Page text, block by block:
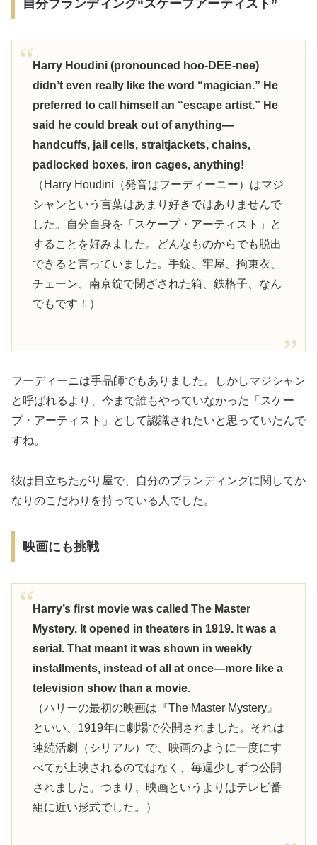
自分ブランディング“スケープアーティスト”
Harry Houdini (pronounced hoo-DEE-nee)
didn’t even really like the word “magician.” He
preferred to call himself an “escape artist.” He
said he could break out of anything—
handcuffs, jail cells, straitjackets, chains,
padlocked boxes, iron cages, anything!
（Harry Houdini（発音はフーディーニー）はマジ
シャンという言葉はあまり好きではありませんで
した。自分自身を「スケープ・アーティスト」と
することを好みました。どんなものからでも脱出
できると言っていました。手錠、牢屋、拘束衣、
チェーン、南京錠で閉ざされた箱、鉄格子、なん
でもです！）
フーディーニは手品師でもありました。しかしマジシャン
と呼ばれるより、今まで誰もやっていなかった「スケー
プ・アーティスト」として認識されたいと思っていたんで
すね。
彼は目立ちたがり屋で、自分のブランディングに関してか
なりのこだわりを持っている人でした。
映画にも挑戦
Harry’s first movie was called The Master
Mystery. It opened in theaters in 1919. It was a
serial. That meant it was shown in weekly
installments, instead of all at once—more like a
television show than a movie.
（ハリーの最初の映画は『The Master Mystery』
といい、1919年に劇場で公開されました。それは
連続活劇（シリアル）で、映画のように一度にす
べてが上映されるのではなく、毎週少しずつ公開
されました。つまり、映画というよりはテレビ番
組に近い形式でした。）